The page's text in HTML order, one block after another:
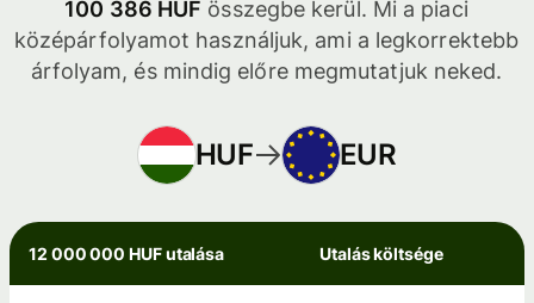
100 386 HUF összegbe kerül. Mi a piaci
középárfolyamot használjuk, ami a legkorrektebb
árfolyam, és mindig előre megmutatjuk neked.
HUF EUR
12 000 000 HUF utalása Utalás költsége